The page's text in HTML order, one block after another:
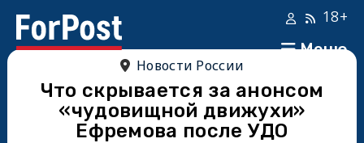
Меню
18+
Новости России
Что скрывается за анонсом
«чудовищной движухи»
Ефремова после УДО